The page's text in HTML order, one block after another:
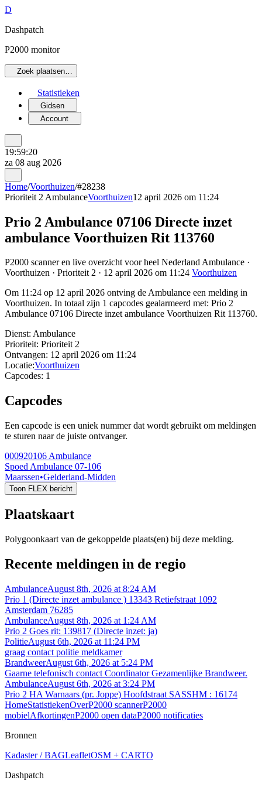
D
Dashpatch
P2000 monitor
Zoek plaatsen…
Statistieken
Gidsen
Account
19:59:20
za 08 aug 2026
Home/Voorthuizen/#28238
Prioriteit 2 AmbulanceVoorthuizen12 april 2026 om 11:24
Prio 2 Ambulance 07106 Directe inzet
ambulance Voorthuizen Rit 113760
P2000 scanner en live overzicht voor heel Nederland Ambulance ·
Voorthuizen · Prioriteit 2 · 12 april 2026 om 11:24 Voorthuizen
Om 11:24 op 12 april 2026 ontving de Ambulance een melding in
Voorthuizen. In totaal zijn 1 capcodes gealarmeerd met: Prio 2
Ambulance 07106 Directe inzet ambulance Voorthuizen Rit 113760.
Dienst: Ambulance
Prioriteit: Prioriteit 2
Ontvangen: 12 april 2026 om 11:24
Locatie:Voorthuizen
Capcodes: 1
Capcodes
Een capcode is een uniek nummer dat wordt gebruikt om meldingen
te sturen naar de juiste ontvanger.
000920106 Ambulance
Spoed Ambulance 07-106
Maarssen•Gelderland-Midden
Toon FLEX bericht
Plaatskaart
Polygoonkaart van de gekoppelde plaats(en) bij deze melding.
Recente meldingen in de regio
AmbulanceAugust 8th, 2026 at 8:24 AM
Prio 1 (Directe inzet ambulance ) 13343 Retiefstraat 1092
Amsterdam 76285
AmbulanceAugust 8th, 2026 at 1:24 AM
Prio 2 Goes rit: 139817 (Directe inzet: ja)
PolitieAugust 6th, 2026 at 11:24 PM
graag contact politie meldkamer
BrandweerAugust 6th, 2026 at 5:24 PM
Gaarne telefonisch contact Coordinator Gezamenlijke Brandweer.
AmbulanceAugust 6th, 2026 at 3:24 PM
Prio 2 HA Warnaars (pr. Joppe) Hoofdstraat SASSHM : 16174
HomeStatistiekenOverP2000 scannerP2000
mobielAfkortingenP2000 open dataP2000 notificaties
Bronnen
Kadaster / BAGLeafletOSM + CARTO
Dashpatch